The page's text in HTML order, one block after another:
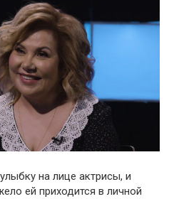
на лице актрисы, и
ей приходится в личной